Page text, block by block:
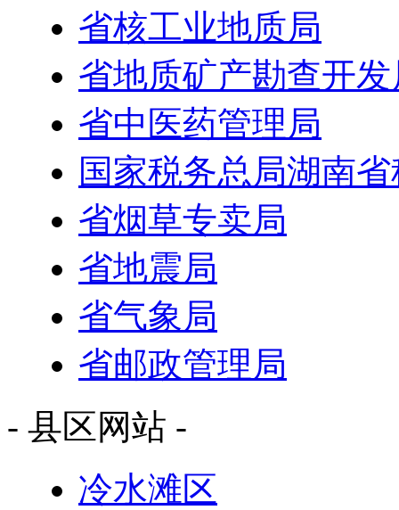
省核工业地质局
省地质矿产勘查开发
省中医药管理局
国家税务总局湖南
省烟草专卖局
省地震局
省气象局
省邮政管理局
- 县区网站 -
冷水滩区